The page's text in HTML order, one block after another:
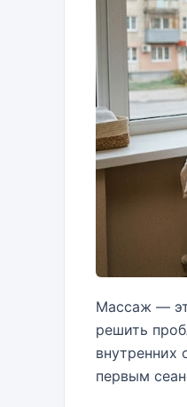
Массаж —
решить
внутренних
первым